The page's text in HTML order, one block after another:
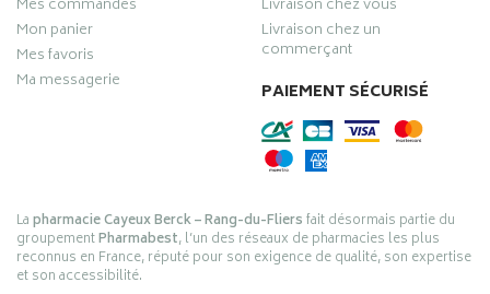
Mes commandes
Mon panier
Mes favoris
Ma messagerie
Livraison chez vous
Livraison chez un
commerçant
PAIEMENT SÉCURISÉ
Lapharmacie Cayeux Berck – Rang-du-Fliersfait désormais partie du
groupementPharmabest, l’un des réseaux de pharmacies les plus
reconnus en France, réputé pour son exigence de qualité, son expertise
et son accessibilité.